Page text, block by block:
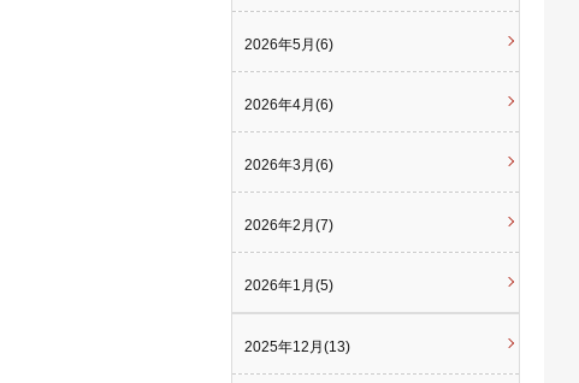
2026年5月(6)
2026年4月(6)
2026年3月(6)
2026年2月(7)
2026年1月(5)
2025年12月(13)